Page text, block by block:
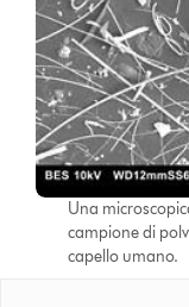
Una
campione di
capello umano.